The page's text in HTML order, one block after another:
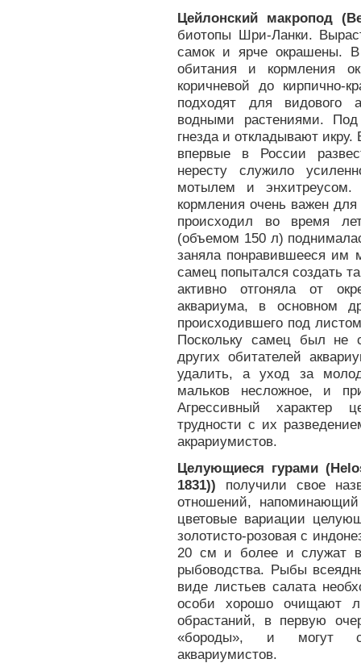
Цейлонский макропод
биотопы Шри-Ланки.
самок и ярче окрашены. В
обитания и кормления
коричневой до кирпично-
подходят для видового
водными растениями.
гнезда и откладывают
впервые в России
нересту служило
мотылем и энхитреусом.
кормления очень важен
происходил во время
(объемом 150 л)
заняла понравившееся им
самец попытался создать
активно отгоняла от
аквариума, в основном
происходившего под
Поскольку самец был не
других обитателей
удалить, а уход за
мальков несложное, и
Агрессивный характер
трудности с их
акрариумистов.
Целующиеся гурами
1831)) получили свое
отношений,
цветовые вариации
золотисто-розовая с
20 см и более и служат в
рыбоводства. Рыбы
виде листьев салата
особи хорошо очищают
обрастаний, в первую
«бороды», и могут
аквариумистов.